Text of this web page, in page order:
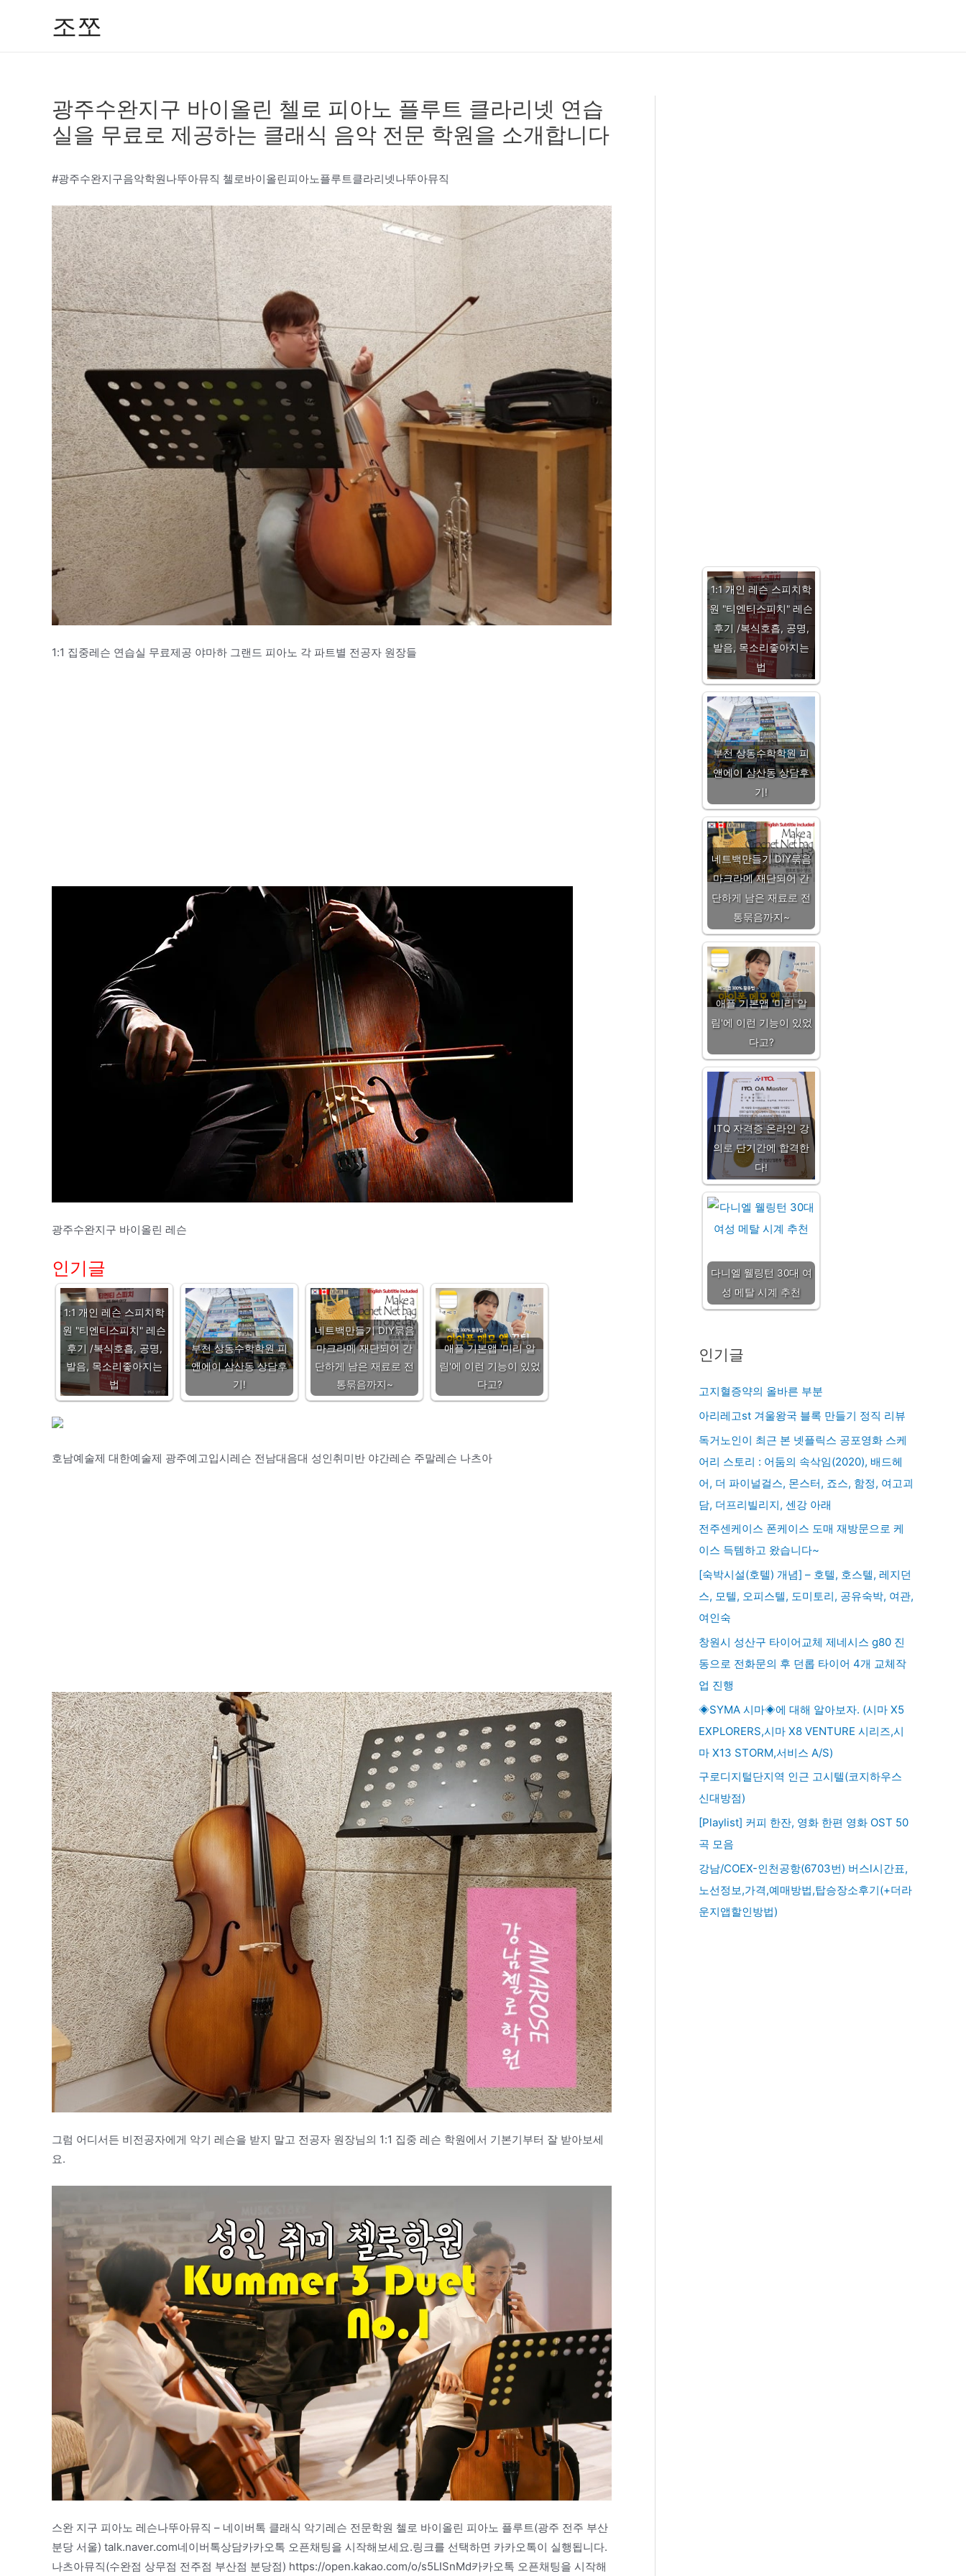
조쪼
광주수완지구 바이올린 첼로 피아노 플루트 클라리넷 연습
실을 무료로 제공하는 클래식 음악 전문 학원을 소개합니다
#광주수완지구음악학원나뚜아뮤직 첼로바이올린피아노플루트클라리넷나뚜아뮤직
1:1 집중레슨 연습실 무료제공 야마하 그랜드 피아노 각 파트별 전공자 원장들
광주수완지구 바이올린 레슨
인기글
1:1 개인 레슨 스피치학
원 "티엔티스피치" 레슨
후기 /복식호흡, 공명,
발음, 목소리좋아지는
법
부천 상동수학학원 피
앤에이 삼산동 상담후
기!
네트백만들기 DIY묶음
마크라메 재단되어 간
단하게 남은 재료로 전
통묶음까지~
애플 기본앱 '미리 알
림'에 이런 기능이 있었
다고?
호남예술제 대한예술제 광주예고입시레슨 전남대음대 성인취미반 야간레슨 주말레슨 나츠아
그럼 어디서든 비전공자에게 악기 레슨을 받지 말고 전공자 원장님의 1:1 집중 레슨 학원에서 기본기부터 잘 받아보세
요.
스완 지구 피아노 레슨나뚜아뮤직 – 네이버톡 클래식 악기레슨 전문학원 첼로 바이올린 피아노 플루트(광주 전주 부산
분당 서울) talk.naver.com네이버톡상담카카오톡 오픈채팅을 시작해보세요.링크를 선택하면 카카오톡이 실행됩니다.
나츠아뮤직(수완점 상무점 전주점 부산점 분당점) https://open.kakao.com/o/s5LISnMd카카오톡 오픈채팅을 시작해
1:1 개인 레슨 스피치학
원 "티엔티스피치" 레슨
후기 /복식호흡, 공명,
발음, 목소리좋아지는
법
부천 상동수학학원 피
앤에이 삼산동 상담후
기!
네트백만들기 DIY묶음
마크라메 재단되어 간
단하게 남은 재료로 전
통묶음까지~
애플 기본앱 '미리 알
림'에 이런 기능이 있었
다고?
ITQ 자격증 온라인 강
의로 단기간에 합격한
다!
다니엘 웰링턴 30대 여
성 메탈 시계 추천
인기글
고지혈증약의 올바른 부분
아리레고st 겨울왕국 블록 만들기 정직 리뷰
독거노인이 최근 본 넷플릭스 공포영화 스케
어리 스토리 : 어둠의 속삭임(2020), 배드헤
어, 더 파이널걸스, 몬스터, 죠스, 함정, 여고괴
담, 더프리빌리지, 센강 아래
전주센케이스 폰케이스 도매 재방문으로 케
이스 득템하고 왔습니다~
[숙박시설(호텔) 개념] – 호텔, 호스텔, 레지던
스, 모텔, 오피스텔, 도미토리, 공유숙박, 여관,
여인숙
창원시 성산구 타이어교체 제네시스 g80 진
동으로 전화문의 후 던롭 타이어 4개 교체작
업 진행
◈SYMA 시마◈에 대해 알아보자. (시마 X5
EXPLORERS,시마 X8 VENTURE 시리즈,시
마 X13 STORM,서비스 A/S)
구로디지털단지역 인근 고시텔(코지하우스
신대방점)
[Playlist] 커피 한잔, 영화 한편 영화 OST 50
곡 모음
강남/COEX-인천공항(6703번) 버스l시간표,
노선정보,가격,예매방법,탑승장소후기(+더라
운지앱할인방법)